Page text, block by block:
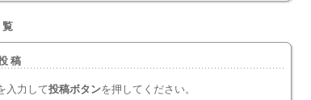
稿
入力して投稿ボタンを押してください。